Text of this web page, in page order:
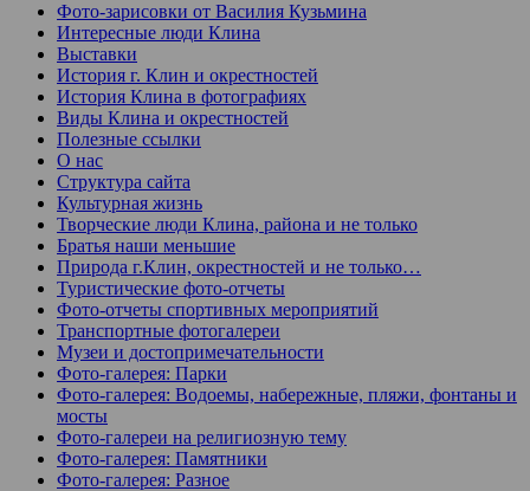
Фото-зарисовки от Василия Кузьмина
Интересные люди Клина
Выставки
История г. Клин и окрестностей
История Клина в фотографиях
Виды Клина и окрестностей
Полезные ссылки
О нас
Структура сайта
Культурная жизнь
Творческие люди Клина, района и не только
Братья наши меньшие
Природа г.Клин, окрестностей и не только…
Туристические фото-отчеты
Фото-отчеты спортивных мероприятий
Транспортные фотогалереи
Музеи и достопримечательности
Фото-галерея: Парки
Фото-галерея: Водоемы, набережные, пляжи, фонтаны и
мосты
Фото-галереи на религиозную тему
Фото-галерея: Памятники
Фото-галерея: Разное